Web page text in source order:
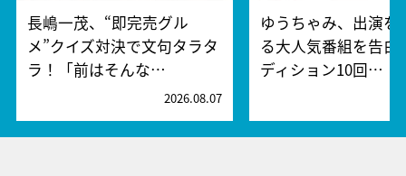
長嶋一茂、“即完売グル
メ”クイズ対決で文句タラタ
ラ！「前はそんな…
2026.08.07
ゆうちゃみ、出演を
る大人気番組を告白
ディション10回…